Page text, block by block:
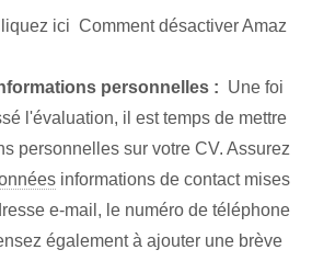
ici Comment désactiver Amaz
personnelles : ⁢ Une foi
l'évaluation, il est temps de mettre
personnelles sur votre CV. Assurez
informations de contact mises
e-mail, le numéro de téléphone
également à ajouter une brève